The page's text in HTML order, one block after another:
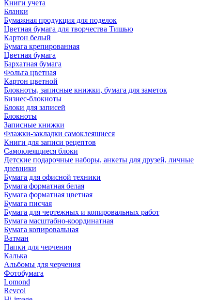
Книги учета
Бланки
Бумажная продукция для поделок
Цветная бумага для творчества Тишью
Картон белый
Бумага крепированная
Цветная бумага
Бархатная бумага
Фольга цветная
Картон цветной
Блокноты, записные книжки, бумага для заметок
Бизнес-блокноты
Блоки для записей
Блокноты
Записные книжки
Флажки-закладки самоклеящиеся
Книги для записи рецептов
Самоклеящиеся блоки
Детские подарочные наборы, анкеты для друзей, личные
дневники
Бумага для офисной техники
Бумага форматная белая
Бумага форматная цветная
Бумага писчая
Бумага для чертежных и копировальных работ
Бумага масштабно-координатная
Бумага копировальная
Ватман
Папки для черчения
Калька
Альбомы для черчения
Фотобумага
Lomond
Revcol